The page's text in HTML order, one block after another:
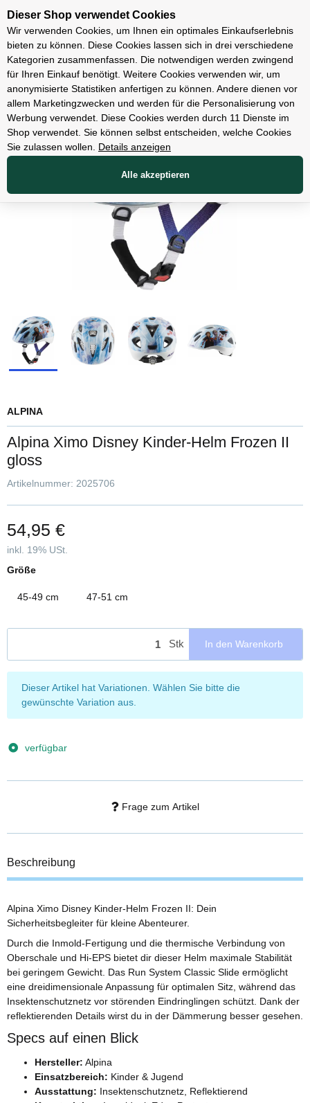
Unsere Filialen
Bekleidung
ALPINA
Alpina Ximo Disney Kinder-Helm Frozen II
gloss
Artikelnummer: 2025706
54,95 €
inkl. 19% USt.
Größe
45-49 cm 47-51 cm
Stk In den Warenkorb
x
Dieser Artikel hat Variationen. Wählen Sie bitte die
gewünschte Variation aus.
verfügbar
Frage zum Artikel
Beschreibung
Alpina Ximo Disney Kinder-Helm Frozen II: Dein
Sicherheitsbegleiter für kleine Abenteurer.
Durch die Inmold-Fertigung und die thermische Verbindung von
Oberschale und Hi-EPS bietet dir dieser Helm maximale Stabilität
bei geringem Gewicht. Das Run System Classic Slide ermöglicht
eine dreidimensionale Anpassung für optimalen Sitz, während das
Insektenschutznetz vor störenden Eindringlingen schützt. Dank der
reflektierenden Details wirst du in der Dämmerung besser gesehen.
Specs auf einen Blick
Hersteller: Alpina
Einsatzbereich: Kinder & Jugend
Ausstattung: Insektenschutznetz, Reflektierend
Dieser Shop verwendet Cookies
Wir verwenden Cookies, um Ihnen ein optimales Einkaufserlebnis
bieten zu können. Diese Cookies lassen sich in drei verschiedene
Kategorien zusammenfassen. Die notwendigen werden zwingend
für Ihren Einkauf benötigt. Weitere Cookies verwenden wir, um
anonymisierte Statistiken anfertigen zu können. Andere dienen vor
allem Marketingzwecken und werden für die Personalisierung von
Werbung verwendet. Diese Cookies werden durch 11 Dienste im
Shop verwendet. Sie können selbst entscheiden, welche Cookies
Sie zulassen wollen.
Details anzeigen
Alle akzeptieren